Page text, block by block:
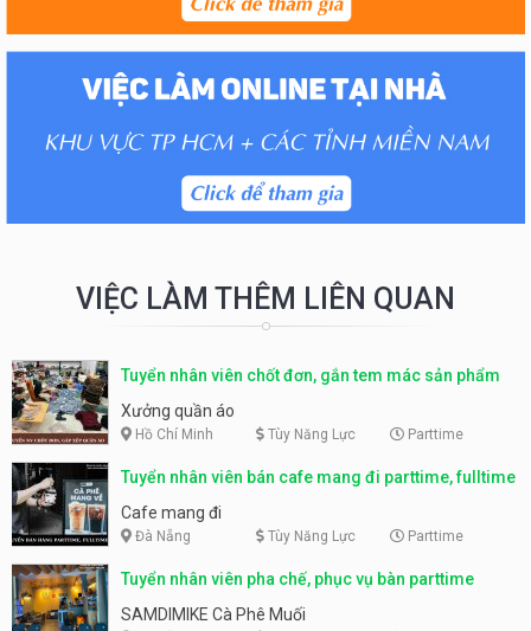
VIỆC LÀM THÊM LIÊN QUAN
Tuyển nhân viên chốt đơn, gắn tem mác sản phẩm
Xưởng quần áo
Hồ Chí Minh Tùy Năng Lực Parttime
Tuyển nhân viên bán cafe mang đi parttime, fulltime
Cafe mang đi
Đà Nẵng Tùy Năng Lực Parttime
Tuyển nhân viên pha chế, phục vụ bàn parttime
SAMDIMIKE Cà Phê Muối